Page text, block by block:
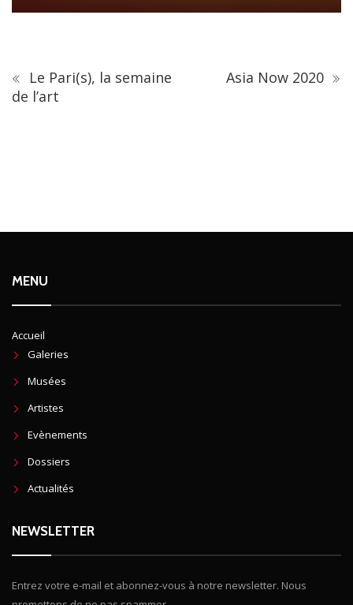
Le Pari(s), la semaine
de l’art
Asia Now 2020
MENU
Accueil
Galeries
Musées
Artistes
Evènements
Dossiers
Actualités
NEWSLETTER
Entrez votre e-mail et abonnez-vous à notre newsletter. Nous